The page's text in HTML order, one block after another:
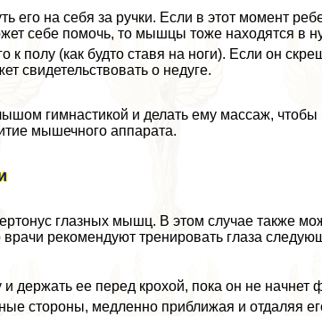
его на себя за ручки. Если в этот момент
себе помочь, то мышцы тоже находятся в
к полу (как будто ставя на ноги). Если он
свидетельствовать о недуге.
гимнастикой и делать ему массаж,
мышечного аппарата.
глазных мышц. В этом случае также
рекомендуют тренировать глаза
держать ее перед крохой, пока он не начнет
стороны, медленно приближая и отдаляя